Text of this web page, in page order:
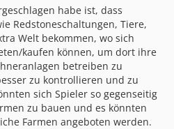
habe ist, dass
Redstoneschaltungen, Tiere,
Welt bekommen, wo sich
kaufen können, um dort ihre
betreiben zu
zu kontrollieren und zu
sich Spieler so gegenseitig
zu bauen und es könnten
Farmen angeboten werden.